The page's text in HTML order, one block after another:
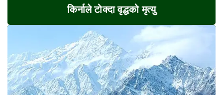
किर्नाले टोक्दा वृद्धको मृत्यु